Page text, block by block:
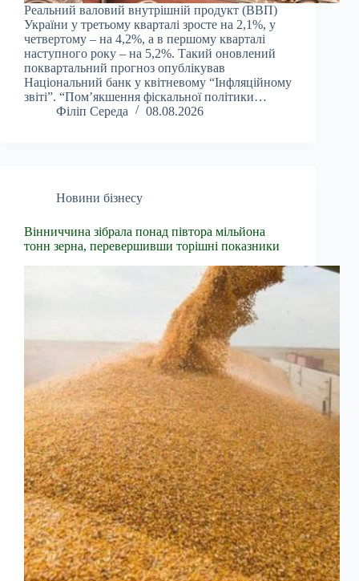
Реальний валовий внутрішній продукт (ВВП)
України у третьому кварталі зросте на 2,1%, у
четвертому – на 4,2%, а в першому кварталі
наступного року – на 5,2%. Такий оновлений
поквартальний прогноз опублікував
Національний банк у квітневому “Інфляційному
звіті”. “Пом’якшення фіскальної політики…
Філіп Середа
08.08.2026
Новини бізнесу
Вінниччина зібрала понад півтора мільйона
тонн зерна, перевершивши торішні показники